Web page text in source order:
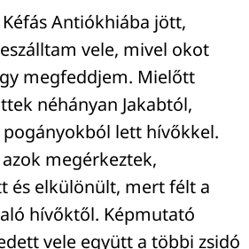
Antiókhiába jött,
vele, mivel okot
megfeddjem. Mielőtt
néhányan Jakabtól,
lett hívőkkel.
megérkeztek,
és elkülönült, mert félt a
hívőktől. Képmutató
vele együtt a többi zsidó